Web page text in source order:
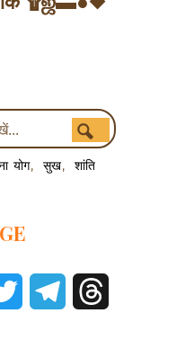
योग सुख शांति
Twitter Telegram